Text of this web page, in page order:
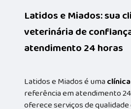
Latidos e Miados: sua
veterinária de
atendimento 24 horas
Latidos e Miados é uma
referência em atendimento
oferece serviços de